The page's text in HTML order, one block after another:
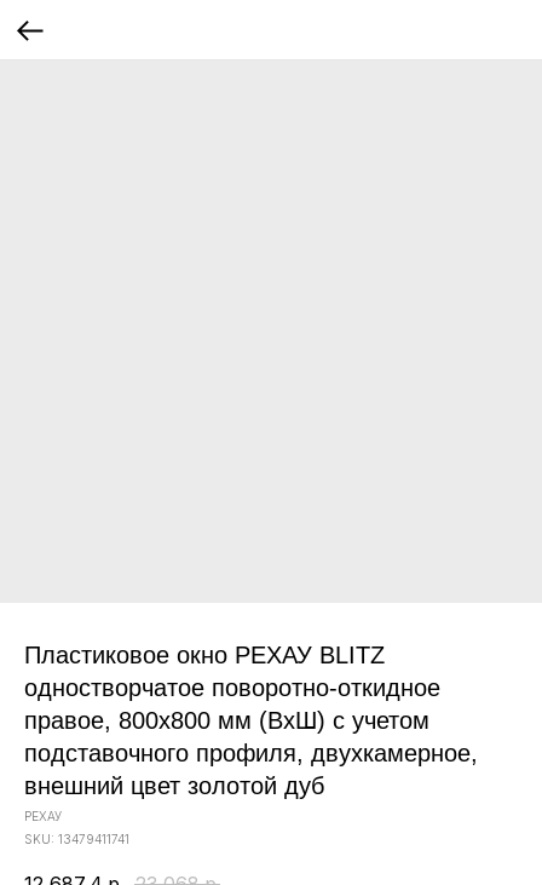
Пластиковое окно РЕХАУ BLITZ
одностворчатое поворотно-откидное
правое, 800х800 мм (ВхШ) с учетом
подставочного профиля, двухкамерное,
внешний цвет золотой дуб
РЕХАУ
SKU: 13479411741